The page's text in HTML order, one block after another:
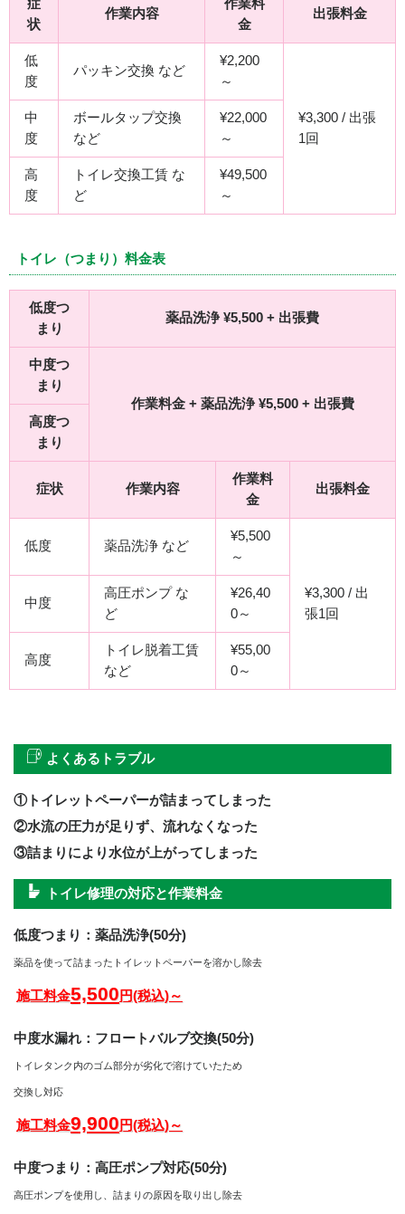
症
状
作業内容
作業料
金
出張料金
低
度
パッキン交換 など
¥2,200
～
¥3,300 / 出張
1回
中
度
ボールタップ交換
など
¥22,000
～
高
度
トイレ交換工賃 な
ど
¥49,500
～
トイレ（つまり）料金表
低度つ
まり
薬品洗浄 ¥5,500 + 出張費
中度つ
まり
作業料金 + 薬品洗浄 ¥5,500 + 出張費
高度つ
まり
症状 作業内容
作業料
金
出張料金
低度 薬品洗浄 など
¥5,500
～
¥3,300 / 出
張1回
中度
高圧ポンプ な
ど
¥26,40
0～
高度
トイレ脱着工賃
など
¥55,00
0～
よくあるトラブル
①トイレットペーパーが詰まってしまった
②水流の圧力が足りず、流れなくなった
③詰まりにより水位が上がってしまった
トイレ修理の対応と作業料金
低度つまり：薬品洗浄(50分)
薬品を使って詰まったトイレットペーパーを溶かし除去
施工料金5,500円(税込)～
中度水漏れ：フロートバルブ交換(50分)
トイレタンク内のゴム部分が劣化で溶けていたため
交換し対応
施工料金9,900円(税込)～
中度つまり：高圧ポンプ対応(50分)
高圧ポンプを使用し、詰まりの原因を取り出し除去